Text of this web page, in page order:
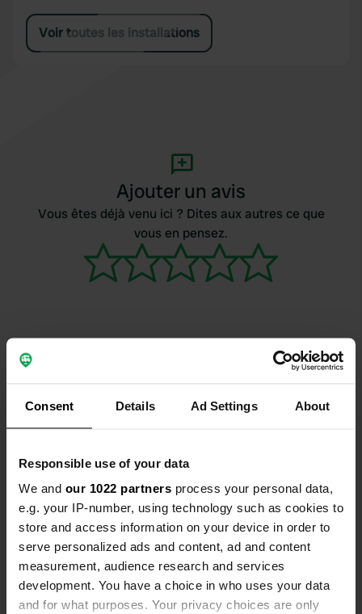
Consent Details Ad Settings About
Responsible use of your data
We and our 1022 partners process your personal data,
e.g. your IP-number, using technology such as cookies to
store and access information on your device in order to
serve personalized ads and content, ad and content
measurement, audience research and services
development. You have a choice in who uses your data
and for what purposes. Your privacy choices are only
Voir toutes les installations
Ajouter un avis
Vous êtes déjà venu ici ? Dites aux autres ce que
vous en pensez.
Contact
Emplacement
34-484, Zubrzyca Górna, Pologne
Coordonnées
49° 32' 55" N 19° 39' 34" E
Copie
49.5485076 19.6594911
Code du site
163097